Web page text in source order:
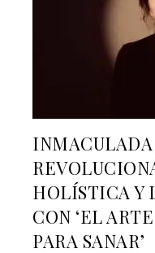
HOLÍSTICA Y
CON ‘EL
PARA SANAR’